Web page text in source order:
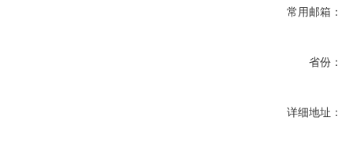
常用邮箱：
省份：
详细地址：